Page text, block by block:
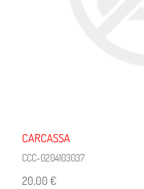
CARCASSA
CCC-0204103037
20,00 €